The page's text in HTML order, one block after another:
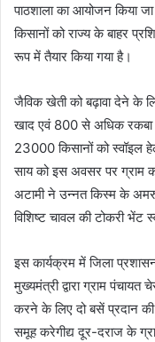
पाठशाला का आयोजन किया
किसानों को राज्य के बाहर
रूप में तैयार किया गया है।
जैविक खेती को बढ़ावा देने के
खाद एवं 800 से अधिक रकबा
23000 किसानों को स्वॉइल
साय को इस अवसर पर ग्राम
अटामी ने उन्नत किस्म के
विशिष्ट चावल की टोकरी भेंट
इस कार्यक्रम में जिला
मुख्यमंत्री द्वारा ग्राम
करने के लिए दो बसें प्रदान
समूह करेगीद्य दूर-दराज के